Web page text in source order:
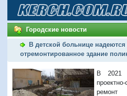
Городские новости
В детской больнице надеются
отремонтированное здание
В 2021
ремонт